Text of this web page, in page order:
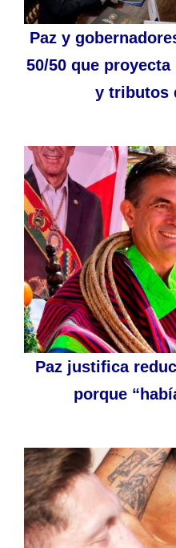
Paz y
50/50 que
y tributos
Paz justifica
porque